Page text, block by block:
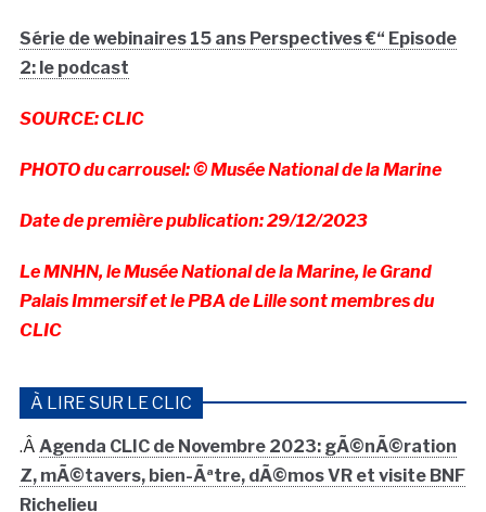
Série de webinaires 15 ans Perspectives €“ Episode
2: le podcast
SOURCE: CLIC
PHOTO du carrousel: © Musée National de la Marine
Date de première publication: 29/12/2023
Le MNHN, le Musée National de la Marine, le Grand
Palais Immersif et le PBA de Lille sont membres du
CLIC
À LIRE SUR LE CLIC
.Â Agenda CLIC de Novembre 2023: gÃ©nÃ©ration
Z, mÃ©tavers, bien-Ãªtre, dÃ©mos VR et visite BNF
Richelieu